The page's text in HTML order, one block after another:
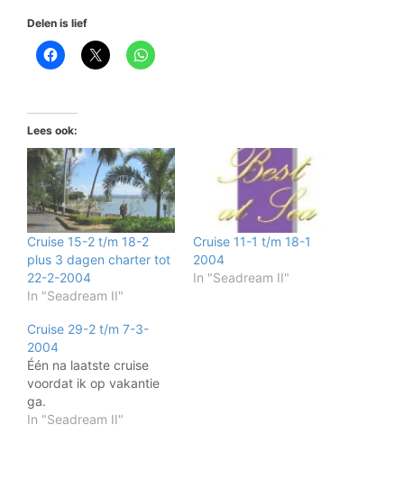
Delen is lief
Lees ook:
Cruise 15-2 t/m 18-2
plus 3 dagen charter tot
22-2-2004
In "Seadream II"
Cruise 11-1 t/m 18-1
2004
In "Seadream II"
Cruise 29-2 t/m 7-3-
2004
Één na laatste cruise
voordat ik op vakantie
ga.
In "Seadream II"